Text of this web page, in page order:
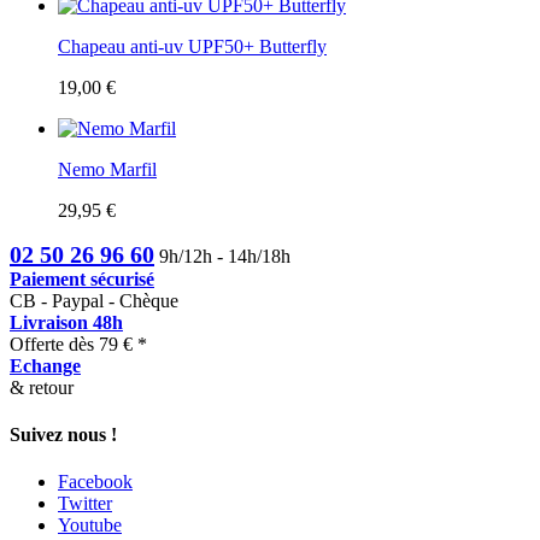
Chapeau anti-uv UPF50+ Butterfly
19,00 €
Nemo Marfil
29,95 €
02 50 26 96 60 9h/12h - 14h/18h
Paiement sécurisé
CB - Paypal - Chèque
Livraison 48h
Offerte dès 79 € *
Echange
& retour
Suivez nous !
Facebook
Twitter
Youtube